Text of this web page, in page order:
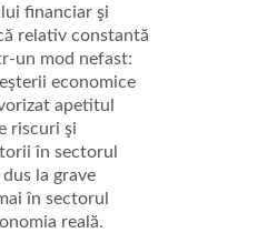
financiar şi
relativ constantă
un mod nefast:
economice
apetitul
riscuri şi
în sectorul
la grave
în sectorul
reală.